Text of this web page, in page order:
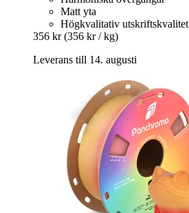
Matt yta
Högkvalitativ utskriftskvalitet
356 kr (356 kr / kg)
Leverans till 14. augusti